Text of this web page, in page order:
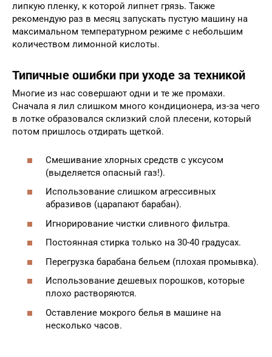
липкую пленку, к которой липнет грязь. Также
рекомендую раз в месяц запускать пустую машину на
максимальном температурном режиме с небольшим
количеством лимонной кислоты.
Типичные ошибки при уходе за техникой
Многие из нас совершают одни и те же промахи.
Сначала я лил слишком много кондиционера, из-за чего
в лотке образовался склизкий слой плесени, который
потом пришлось отдирать щеткой.
Смешивание хлорных средств с уксусом
(выделяется опасный газ!).
Использование слишком агрессивных
абразивов (царапают барабан).
Игнорирование чистки сливного фильтра.
Постоянная стирка только на 30-40 градусах.
Перегрузка барабана бельем (плохая промывка).
Использование дешевых порошков, которые
плохо растворяются.
Оставление мокрого белья в машине на
несколько часов.